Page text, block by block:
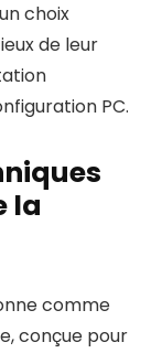
choix
de leur
PC.
la
comme
conçue pour